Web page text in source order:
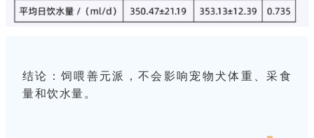
结论： 饲喂善元派，不会影响宠物犬体重、采食
量和饮水量。